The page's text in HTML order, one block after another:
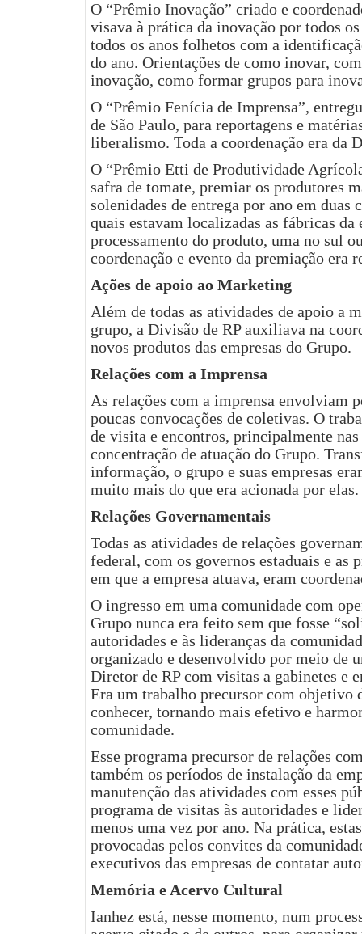
O “Prêmio Inovação” criado e
visava à prática da inovação por todos
todos os anos folhetos com a
do ano. Orientações de como inovar,
inovação, como formar grupos para
O “Prêmio Fenícia de Imprensa”,
de São Paulo, para reportagens e
liberalismo. Toda a coordenação era da
O “Prêmio Etti de Produtividade
safra de tomate, premiar os produtores
solenidades de entrega por ano em duas
quais estavam localizadas as fábricas da
processamento do produto, uma no sul
coordenação e evento da premiação era
Ações de apoio ao Marketing
Além de todas as atividades de apoio a
grupo, a Divisão de RP auxiliava na
novos produtos das empresas do Grupo.
Relações com a Imprensa
As relações com a imprensa envolviam
poucas convocações de coletivas. O
de visita e encontros, principalmente
concentração de atuação do Grupo.
informação, o grupo e suas empresas
muito mais do que era acionada por elas.
Relações Governamentais
Todas as atividades de relações
federal, com os governos estaduais e as
em que a empresa atuava, eram
O ingresso em uma comunidade com
Grupo nunca era feito sem que fosse
autoridades e às lideranças da
organizado e desenvolvido por meio de
Diretor de RP com visitas a gabinetes e
Era um trabalho precursor com objetivo
conhecer, tornando mais efetivo e
comunidade.
Esse programa precursor de relações
também os períodos de instalação da
manutenção das atividades com esses
programa de visitas às autoridades e
menos uma vez por ano. Na prática,
provocadas pelos convites da
executivos das empresas de contatar
Memória e Acervo Cultural
Ianhez está, nesse momento, num